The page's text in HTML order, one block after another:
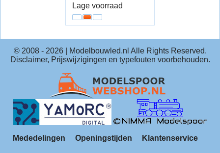
Lage voorraad
© 2008 - 2026| Modelbouwled.nl Alle Rights Reserved.
Disclaimer, Prijswijzigingen en typefouten voorbehouden.
Mededelingen Openingstijden Klantenservice